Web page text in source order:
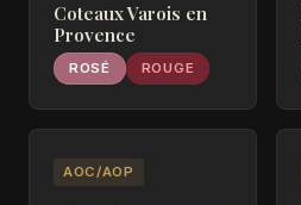
Coteaux Varois en
Provence
ROSÉ ROUGE
AOC/AOP